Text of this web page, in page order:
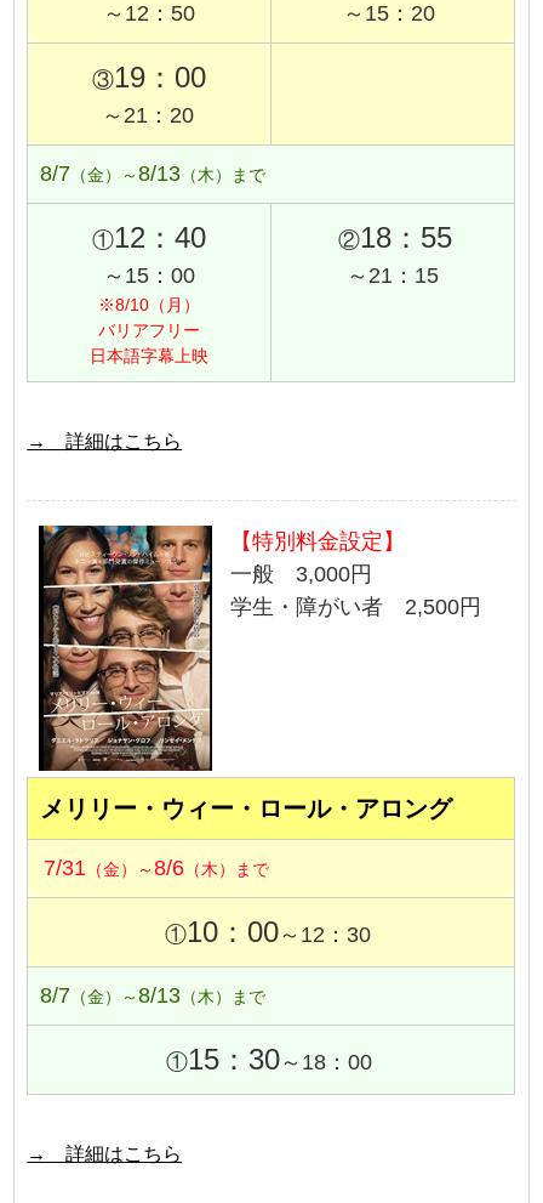
～12：50 ～15：20
③19：00
～21：20
8/7 （金）～8/13 （木）まで
①12：40
～15：00
※8/10（月）
バリアフリー
日本語字幕上映
②18：55
～21：15
→ 詳細はこちら
【特別料金設定】
一般 3,000円
学生・障がい者 2,500円
メリリー・ウィー・ロール・アロング
7/31 （金）～8/6 （木）まで
①10：00～12：30
8/7 （金）～8/13 （木）まで
①15：30～18：00
→ 詳細はこちら